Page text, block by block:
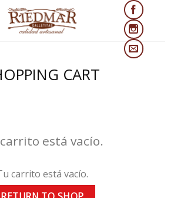
CART
está vacío.
carrito está vacío.